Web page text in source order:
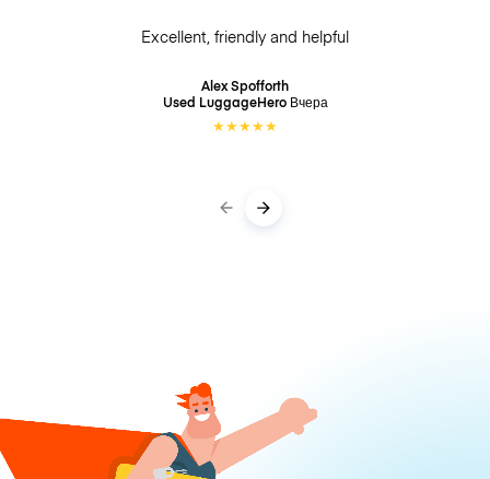
Excellent, friendly and helpful
Alex Spofforth
Used LuggageHero Вчера
★★★★★